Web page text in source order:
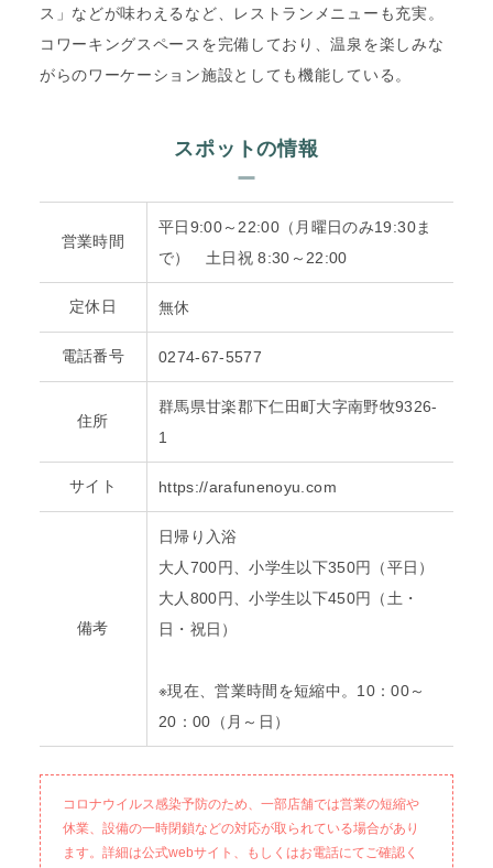
ス」などが味わえるなど、レストランメニューも充実。
コワーキングスペースを完備しており、温泉を楽しみな
がらのワーケーション施設としても機能している。
スポットの情報
営業時間
平日9:00～22:00（月曜日のみ19:30ま
で） 土日祝 8:30～22:00
定休日 無休
電話番号 0274-67-5577
住所
群馬県甘楽郡下仁田町大字南野牧9326-
1
サイト https://arafunenoyu.com
備考
日帰り入浴
大人700円、小学生以下350円（平日）
大人800円、小学生以下450円（土・
日・祝日）
※現在、営業時間を短縮中。10：00～
20：00（月～日）
コロナウイルス感染予防のため、一部店舗では営業の短縮や
休業、設備の一時閉鎖などの対応が取られている場合があり
ます。詳細は公式webサイト、もしくはお電話にてご確認く